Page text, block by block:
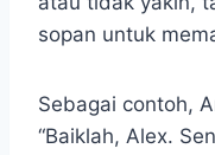
sopan untuk
Sebagai contoh,
“Baiklah, Alex.